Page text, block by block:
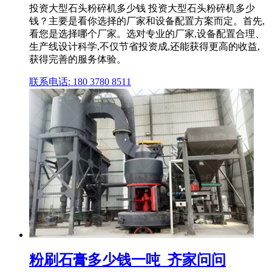
投资大型石头粉碎机多少钱 投资大型石头粉碎机多少
钱？主要是看你选择的厂家和设备配置方案而定。首先,
看您是选择哪个厂家。选对专业的厂家,设备配置合理、
生产线设计科学,不仅节省投资成,还能获得更高的收益,
获得完善的服务体验。
联系电话: 180 3780 8511
粉刷石膏多少钱一吨_齐家问问